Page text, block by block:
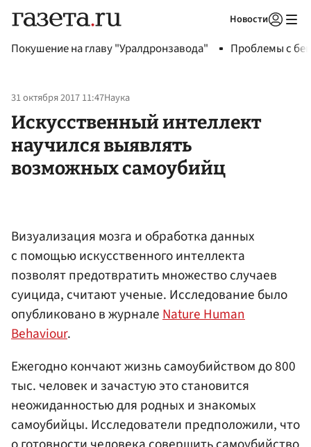
Новости
Покушение на главу "Уралдронзавода" Проблемы с
31 октября 2017 11:47Наука
Искусственный интеллект
научился выявлять
возможных самоубийц
Визуализация мозга и обработка данных
с помощью искусственного интеллекта
позволят предотвратить множество случаев
суицида, считают ученые. Исследование было
опубликовано в журналеNature Human
Behaviour.
Ежегодно кончают жизнь самоубийством до 800
тыс. человек и зачастую это становится
неожиданностью для родных и знакомых
самоубийцы. Исследователи предположили, что